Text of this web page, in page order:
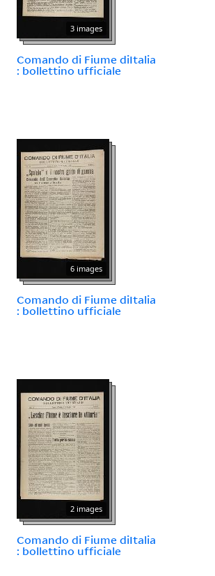
3 images
Comando di Fiume diItalia
: bollettino ufficiale
6 images
Comando di Fiume diItalia
: bollettino ufficiale
2 images
Comando di Fiume diItalia
: bollettino ufficiale